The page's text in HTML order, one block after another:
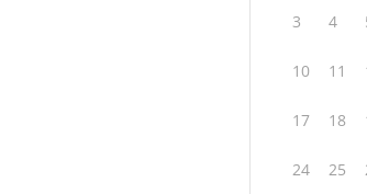
3 4
10 11
17 18
24 25